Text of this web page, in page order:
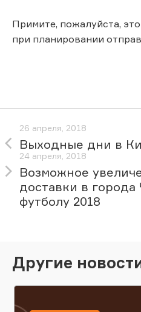
Примите, пожалуйста,
при планировании
26 апреля, 2018
Выходные дни в
24 апреля, 2018
Возможное
доставки в
футболу 2018
Другие